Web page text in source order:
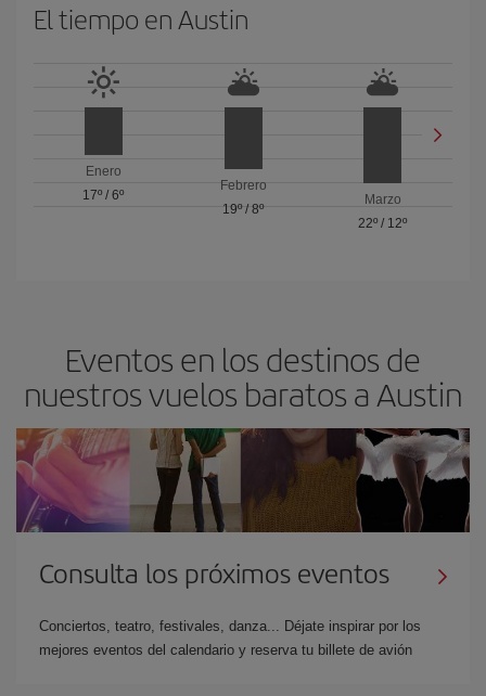
El tiempo en Austin
Enero
17º /6º
Febrero
19º/ 8º
Marzo
22º / 12º
Eventos en los destinos de
nuestros vuelos baratos a Austin
Consulta los próximos eventos
Conciertos, teatro, festivales, danza... Déjate inspirar por los
mejores eventos del calendario y reserva tu billete de avión